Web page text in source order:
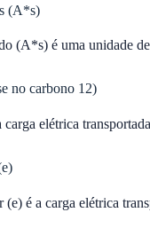
(A*s)
(A*s) é uma unidade
no carbono 12)
carga elétrica
(e) é a carga elétrica